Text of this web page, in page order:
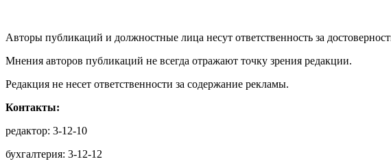
Авторы публикаций и должностные лица несут ответственность за
Мнения авторов публикаций не всегда отражают точку зрения редакции.
Редакция не несет ответственности за содержание рекламы.
Контакты:
редактор: 3-12-10
бухгалтерия: 3-12-12